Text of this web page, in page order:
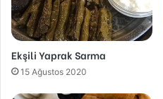
Ekşili Yaprak Sarma
15 Ağustos 2020